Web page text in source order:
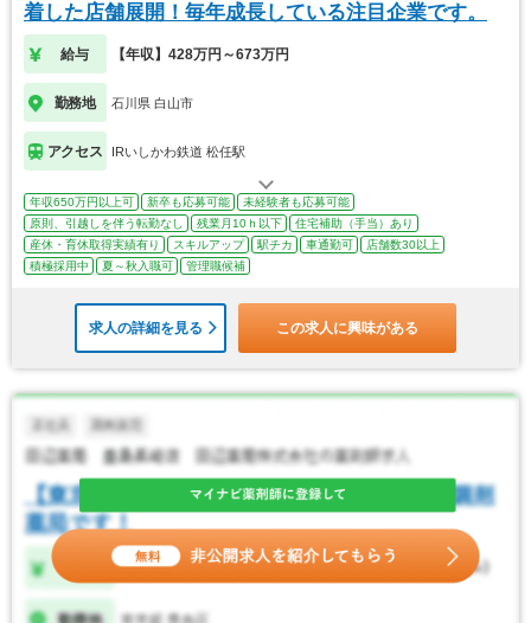
着した店舗展開！毎年成長している注目企業です。
給与 【年収】428万円～673万円
勤務地 石川県 白山市
アクセス IRいしかわ鉄道 松任駅
年収650万円以上可 新卒も応募可能
未経験者も応募可能
原則、引越しを伴う転勤なし
残業月10ｈ以下
住宅補助（手当）あり
産休・育休取得実績有り
スキルアップ 駅チカ 車通勤可
店舗数30以上
積極採用中
夏～秋入職可 管理職候補
求人の詳細を見る この求人に興味がある